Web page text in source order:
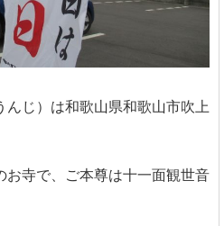
んじ）は和歌山県和歌山市吹上
お寺で、ご本尊は十一面観世音